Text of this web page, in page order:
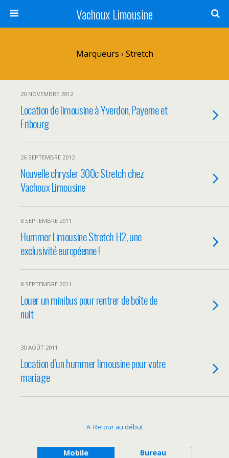
Vachoux Limousine
Marqueurs › Stretch
20 NOVEMBRE 2012
Location de limousine à Yverdon, Payerne et
Fribourg
26 SEPTEMBRE 2012
Nouvelle chrysler 300c Stretch chez
Vachoux Limousine
8 SEPTEMBRE 2011
Hummer Limousine Stretch H2, une
exclusivité européenne !
8 SEPTEMBRE 2011
Louer un minibus pour rentrer de boîte de
nuit
30 AOÛT 2011
Location d’un hummer limousine pour votre
mariage
Retour au début
Mobile Bureau